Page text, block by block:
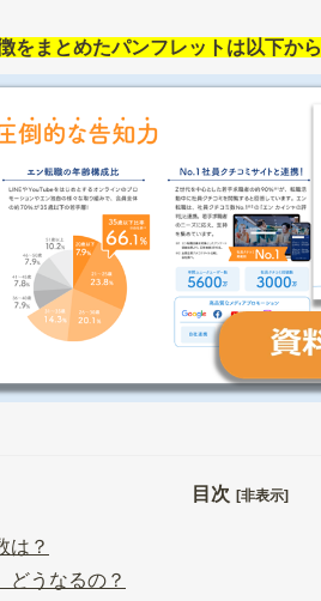
をまとめたパンフレットは以下か
目次 [非表示]
は？
どうなるの？